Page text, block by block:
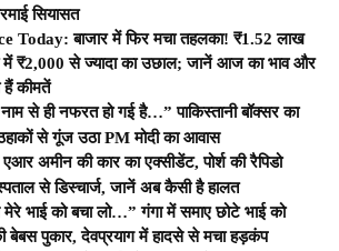
सियासत
Today: बाजार में फिर मचा तहलका! ₹1.52 लाख
में ₹2,000 से ज्यादा का उछाल; जानें आज का भाव और
कीमतें
से ही नफरत हो गई है…” पाकिस्तानी बॉक्सर का
से गूंज उठा PM मोदी का आवास
अमीन की कार का एक्सीडेंट, पोर्श की रैपिडो
से डिस्चार्ज, जानें अब कैसी है हालत
भाई को बचा लो…” गंगा में समाए छोटे भाई को
बेबस पुकार, देवप्रयाग में हादसे से मचा हड़कंप